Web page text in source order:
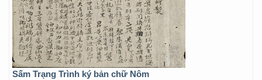
Sấm Trạng Trình ký bản chữ Nôm